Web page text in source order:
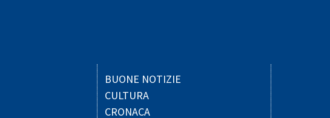
BUONE NOTIZIE
CULTURA
CRONACA